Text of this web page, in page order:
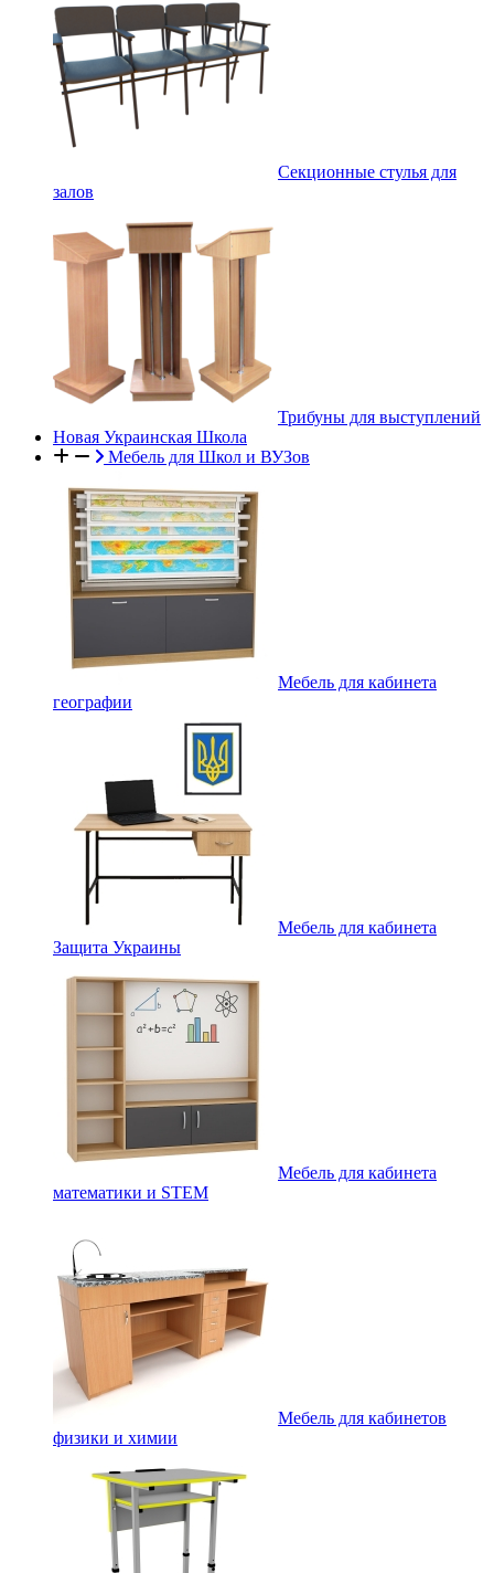
Секционные стулья для
залов
Трибуны для выступлений
Новая Украинская Школа
Мебель для Школ и ВУЗов
Мебель для кабинета
географии
Мебель для кабинета
Защита Украины
Мебель для кабинета
математики и STEM
Мебель для кабинетов
физики и химии